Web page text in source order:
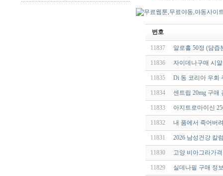
번호
11837 알로홀 50정 (담
11836 자이데나구매 시
11835 Di 동 코리아 우회
11834 센트립 20mg 구
11833 아지트로마이신
11832 내 품에서 죽어버
11831 2026 남성건강 칼
11830 고양 비아그라가
11829 실데나필 구매 정